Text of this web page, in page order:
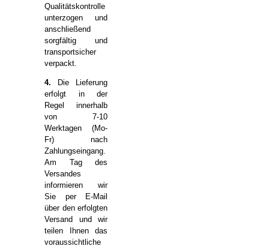
Qualitätskontrolle
unterzogen und
anschließend
sorgfältig und
transportsicher
verpackt.
4. Die Lieferung
erfolgt in der
Regel innerhalb
von 7-10
Werktagen (Mo-
Fr) nach
Zahlungseingang.
Am Tag des
Versandes
informieren wir
Sie per E-Mail
über den erfolgten
Versand und wir
teilen Ihnen das
voraussichtliche